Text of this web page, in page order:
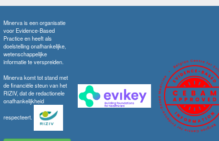
Minerva is een organisatie
voor Evidence-Based
Practice en heeft als
doelstelling onafhankelijke,
wetenschappelijke
informatie te verspreiden.
Minerva komt tot stand met
de financiële steun van het
RIZIV, dat de redactionele
onafhankelijkheid
respecteert.